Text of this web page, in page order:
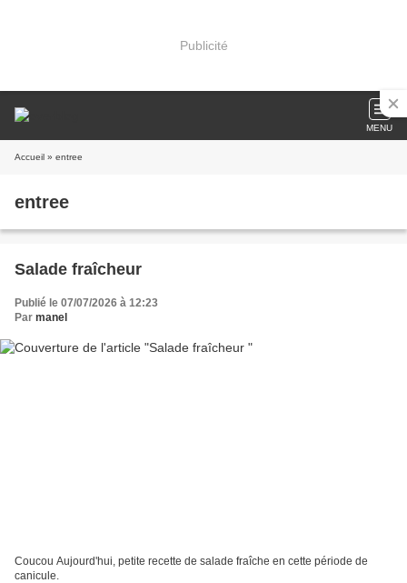
Publicité
MENU
Accueil » entree
entree
Salade fraîcheur
Publié le 07/07/2026 à 12:23
Par manel
Coucou Aujourd'hui, petite recette de salade fraîche en cette période de
canicule.